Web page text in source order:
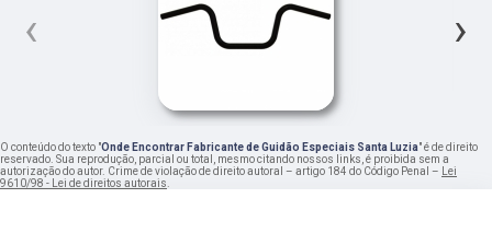
‹ ›
O conteúdo do texto "Onde Encontrar Fabricante de Guidão Especiais Santa Luzia" é de direito
reservado. Sua reprodução, parcial ou total, mesmo citando nossos links, é proibida sem a
autorização do autor. Crime de violação de direito autoral – artigo 184 do Código Penal – Lei
9610/98 - Lei de direitos autorais.